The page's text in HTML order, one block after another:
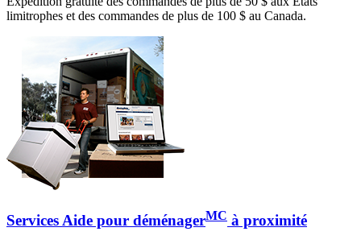
limitrophes et des commandes de plus de 100 $ au Canada.
Services Aide pour déménagerMC à proximité